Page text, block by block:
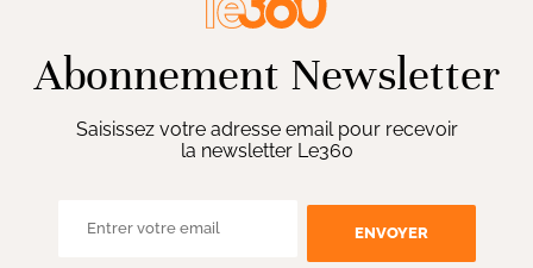
Abonnement Newsletter
Saisissez votre adresse email pour recevoir
la newsletter Le360
ENVOYER